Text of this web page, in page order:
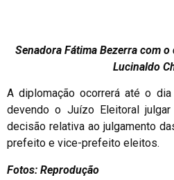
Senadora Fátima Bezerra com
Lucinaldo
A diplomação ocorrerá até o
devendo o Juízo Eleitoral
decisão relativa ao julgamento
prefeito e vice-prefeito eleitos.
Fotos: Reprodução